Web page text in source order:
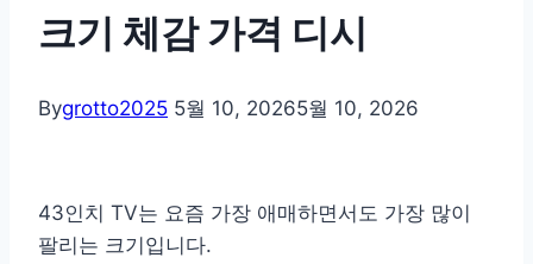
크기 체감 가격 디시
Bygrotto2025 5월 10, 20265월 10, 2026
43인치 TV는 요즘 가장 애매하면서도 가장 많이
팔리는 크기입니다.